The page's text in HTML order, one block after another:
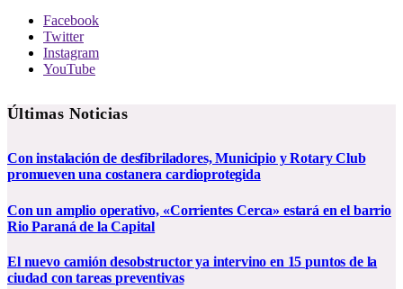
Facebook
Twitter
Instagram
YouTube
Últimas Noticias
Con instalación de desfibriladores, Municipio y Rotary Club
promueven una costanera cardioprotegida
Con un amplio operativo, «Corrientes Cerca» estará en el barrio
Rio Paraná de la Capital
El nuevo camión desobstructor ya intervino en 15 puntos de la
ciudad con tareas preventivas